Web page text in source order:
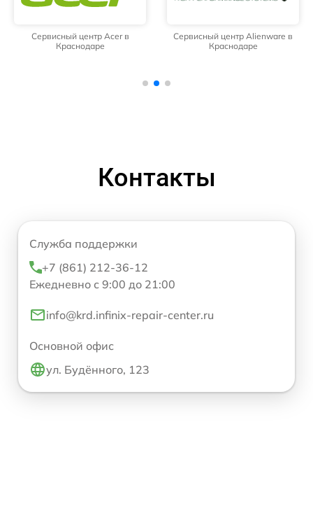
Сервисный центр Acer в
Краснодаре
Сервисный центр Alienware в
Краснодаре
Контакты
Служба поддержки
+7 (861) 212-36-12
Ежедневно с 9:00 до 21:00
info@krd.infinix-repair-center.ru
Основной офис
ул. Будённого, 123